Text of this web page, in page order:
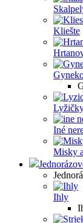
Kliešte
Iné
Misky
Ihly